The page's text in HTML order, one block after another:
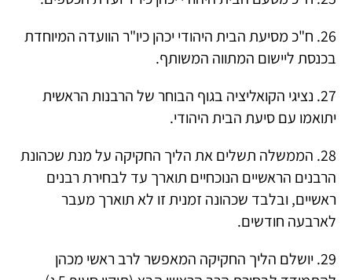
26. ח"כ מסיעת הבית היהודי יכהן כיו"ר הוועדה המיוחדת
בכנסת ליישום המתווה המשותף.
27. נציגי הקואליציה בגוף הבוחר של הרבנות הראשית
יתואמו עם סיעת הבית היהודי.
28. הממשלה תשלים את הליך החקיקה על מנת שכהונת
הרבנים הראשיים הנוכחיים תוארך עד לבחירת רבנים
ראשיים, ובלבד שכהונה זמנית זו לא תוארך מעבר
לארבעה חודשים.
29. יושלם הליך החקיקה המאפשר לרב ראשי מכהן